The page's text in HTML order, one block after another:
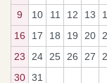
9
10 11 12 13
16
17 18 19 20
23
24 25 26 27
30 31